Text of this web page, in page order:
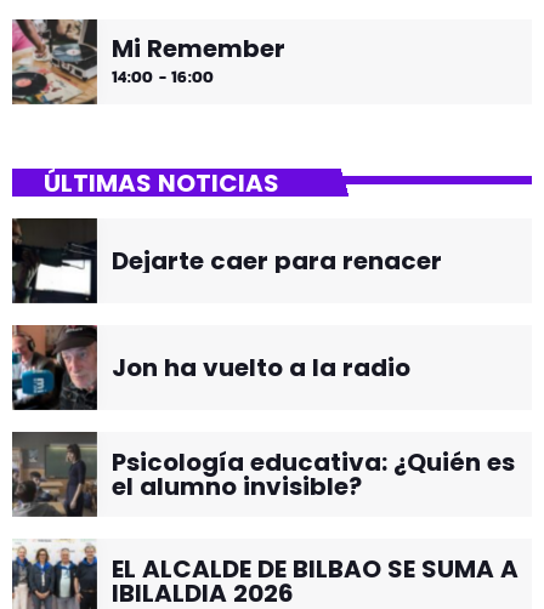
Mi Remember
14:00 - 16:00
ÚLTIMAS NOTICIAS
Dejarte caer para renacer
Jon ha vuelto a la radio
Psicología educativa: ¿Quién es
el alumno invisible?
EL ALCALDE DE BILBAO SE SUMA A
IBILALDIA 2026